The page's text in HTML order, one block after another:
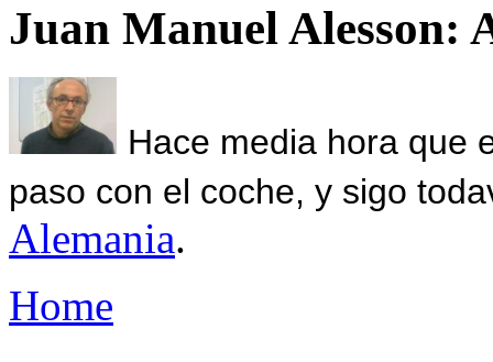
Juan Manuel Alesson:
Hace media hora que
paso con el coche, y sigo
Alemania.
Home